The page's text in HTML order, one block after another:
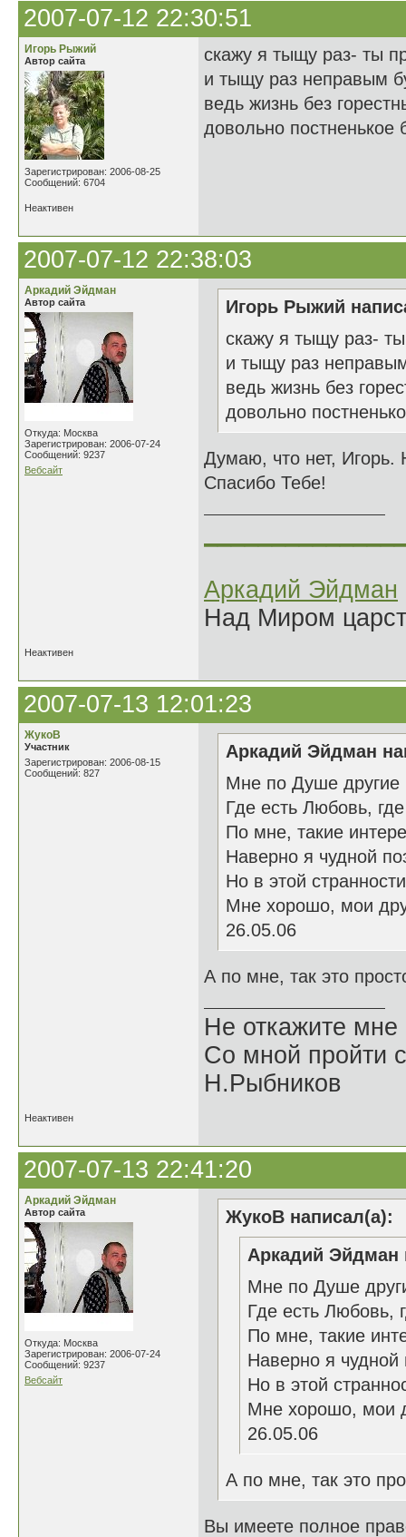
2007-07-12 22:30:51
Игорь Рыжий
Автор сайта
Зарегистрирован: 2006-08-25
Сообщений: 6704
скажу я тыщу раз- ты
и тыщу раз неправым
ведь жизнь без
довольно постненькое
Неактивен
2007-07-12 22:38:03
Аркадий Эйдман
Автор сайта
Откуда: Москва
Зарегистрирован: 2006-07-24
Сообщений: 9237
Вебсайт
Игорь Рыжий
скажу я тыщу раз-
и тыщу раз
ведь жизнь без
довольно
Думаю, что нет, Игорь.
Спасибо Тебе!
Аркадий Эйдман
Над Миром
Неактивен
2007-07-13 12:01:23
ЖукоВ
Участник
Зарегистрирован: 2006-08-15
Сообщений: 827
Аркадий Эйдман
Мне по Душе другие
Где есть Любовь,
По мне, такие
Наверно я чудной
Но в этой
Мне хорошо, мои
26.05.06
А по мне, так это
Не откажите мне
Со мной пройти
Н.Рыбников
Неактивен
2007-07-13 22:41:20
Аркадий Эйдман
Автор сайта
Откуда: Москва
Зарегистрирован: 2006-07-24
Сообщений: 9237
Вебсайт
ЖукоВ написал(а):
Аркадий Эйдман
Мне по Душе
Где есть Любовь,
По мне, такие
Наверно я чудной
Но в этой
Мне хорошо, мои
26.05.06
А по мне, так это
Вы имеете полное